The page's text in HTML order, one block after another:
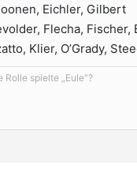
Eichler, Gilbert
Flecha, Fischer,
Klier, O’Grady,
Rolle spielte „Eule“?